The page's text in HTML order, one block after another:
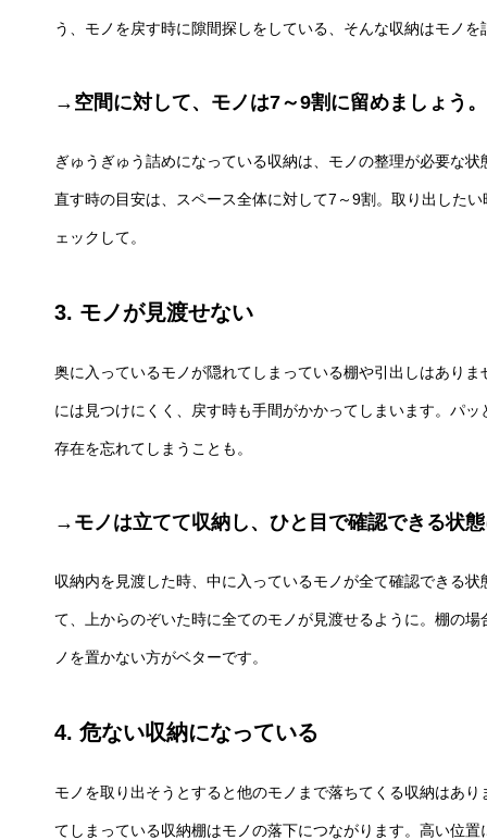
う、モノを戻す時に隙間探しをしている、そんな収納はモノ
→空間に対して、モノは7～9割に留めましょう。
ぎゅうぎゅう詰めになっている収納は、モノの整理が必要な
直す時の目安は、スペース全体に対して7～9割。取り出した
ェックして。
3. モノが見渡せない
奥に入っているモノが隠れてしまっている棚や引出しはあり
には見つけにくく、戻す時も手間がかかってしまいます。パ
存在を忘れてしまうことも。
→モノは立てて収納し、ひと目で確認できる状
収納内を見渡した時、中に入っているモノが全て確認できる
て、上からのぞいた時に全てのモノが見渡せるように。棚の
ノを置かない方がベターです。
4. 危ない収納になっている
モノを取り出そうとすると他のモノまで落ちてくる収納はあ
てしまっている収納棚はモノの落下につながります。高い位